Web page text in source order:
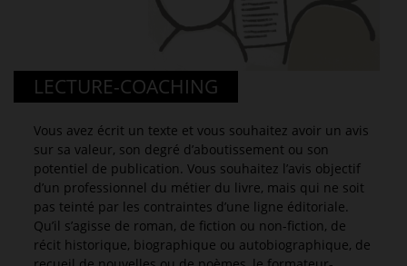
LECTURE-COACHING
Vous avez écrit un texte et vous souhaitez avoir un avis
sur sa valeur, son degré d’aboutissement ou son
potentiel de publication. Vous souhaitez l’avis objectif
d’un professionnel du métier du livre, mais qui ne soit
pas teinté par les contraintes d’une ligne éditoriale.
Qu’il s’agisse de roman, de fiction ou non-fiction, de
récit historique, biographique ou autobiographique, de